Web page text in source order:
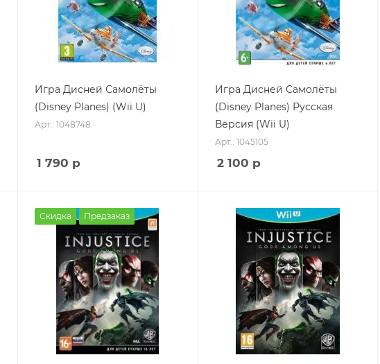
Игра Дисней Самолёты
(Disney Planes) (Wii U)
Арт.: 1048748
1 790 р
Игра Дисней Самолёты
(Disney Planes) Русская
Версия (Wii U)
Арт.: 1045105
2 100 р
Скидка Предзаказ